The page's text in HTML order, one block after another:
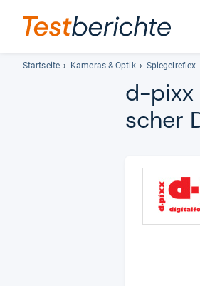
Startseite Kameras & Optik
d-​pixx
scher